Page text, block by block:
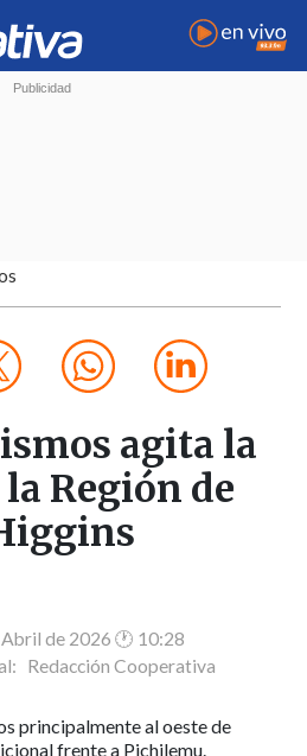
agita la
Región de
de 2026 🕐 10:28
Redacción Cooperativa
principalmente al oeste de
frente a Pichilemu.